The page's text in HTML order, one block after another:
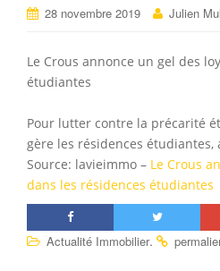
28 novembre 2019 Julien
Le Crous annonce un gel des
étudiantes
Pour lutter contre la précarité
gère les résidences étudiantes,
Source: lavieimmo – Le Crous
dans les résidences étudiantes
Actualité Immobilier.